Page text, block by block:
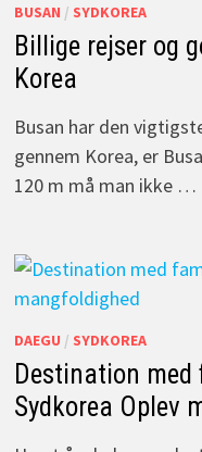
BUSAN / SYDKOREA
Billige rejser og
Korea
Busan har den
gennem Korea, er
120 m må man ikke …
DAEGU / SYDKOREA
Destination
Sydkorea Oplev